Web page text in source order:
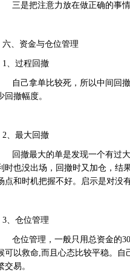
三是把注意力放在做正确的事情
六、资金与仓位管理
1、过程回撤
自己拿单比较死，所以中间回
回撤幅度。
2、最大回撤
回撤最大的单是发现一个有过大
时也没出场，回撤时又加仓，结
点和时机把握不好。启示是对没
3、仓位管理
仓位管理，一般只用总资金的
可以救命,而且心态比较平稳。
交易。